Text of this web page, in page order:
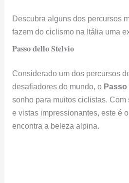
Descubra alguns dos percursos
fazem do ciclismo na Itália uma
Passo dello Stelvio
Considerado um dos percursos
desafiadores do mundo, o
sonho para muitos ciclistas.
e vistas impressionantes, este é
encontra a beleza alpina.